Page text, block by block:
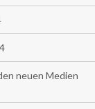
neuen Medien